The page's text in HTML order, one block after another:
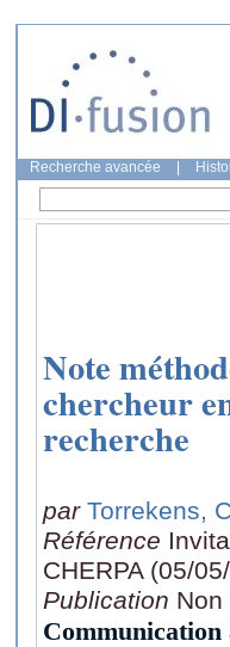
Recherche avancée
Note
chercheur
recherche
par Torrekens,
Référence
CHERPA (05/
Publication Non
Communication